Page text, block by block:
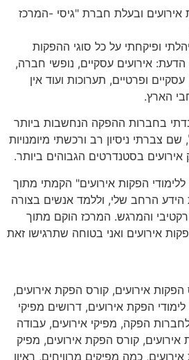
אירועים ובעלת חברת "גיסי -המרכז
ניהלתי ופיקחתי על כל סוגי ההפקות
אירועים עסקיים, נופשי חברה,
ופרטיים, תערוכות ועוד אין
הארץ.
בחברות ההפקה הנחשבות ביותר
צברתי ניסיון רב ורכשתי מיומנויות
אירועים בסטנדרטים הגבוהים ביותר.
הפקות אירועים" הקמתי מתוך
הידע הרחב שלי, וללמד אנשים בצורה
והמרגש. המרכז הוקם מתוך
אירועים ואני בטוחה שתרגישו זאת